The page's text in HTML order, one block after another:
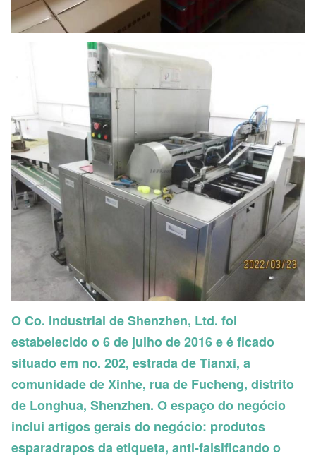
O Co. industrial de Shenzhen, Ltd. foi
estabelecido o 6 de julho de 2016 e é ficado
situado em no. 202, estrada de Tianxi, a
comunidade de Xinhe, rua de Fucheng, distrito
de Longhua, Shenzhen. O espaço do negócio
inclui artigos gerais do negócio: produtos
esparadrapos da etiqueta, anti-falsificando o